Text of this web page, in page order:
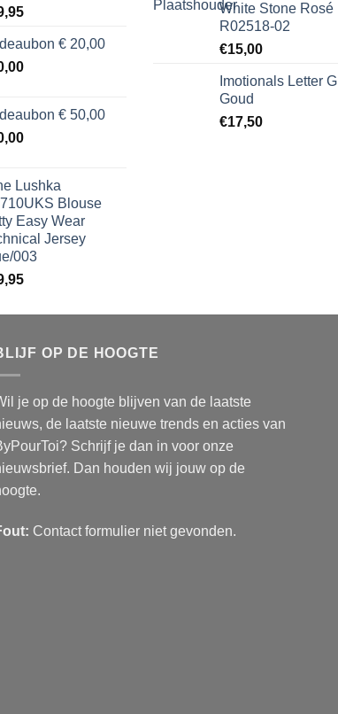
€ 20,00
€ 50,00
Lushka
Blouse
Easy Wear
Jersey
003
White Stone Rosé
R02518-02
€15,00
Imotionals Letter G
Goud
€17,50
OP DE HOOGTE
je op de hoogte blijven van de laatste
de laatste nieuwe trends en acties van
Schrijf je dan in voor onze
Dan houden wij jouw op de
Contact formulier niet gevonden.